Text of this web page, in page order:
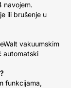
navojem.
ili brušenje u
vakuumskim
automatski
funkcijama,